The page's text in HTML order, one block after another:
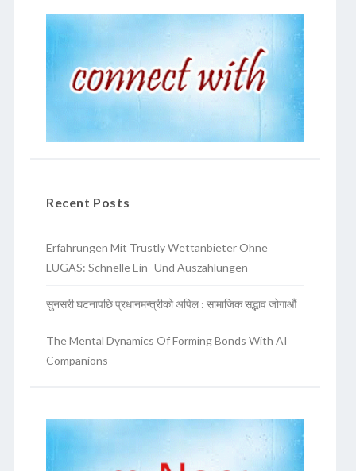
Recent Posts
Erfahrungen Mit Trustly Wettanbieter Ohne
LUGAS: Schnelle Ein- Und Auszahlungen
सुनसरी घटनापछि प्रधानमन्त्रीको अपिल : सामाजिक सद्भाव जोगाऔं
The Mental Dynamics Of Forming Bonds With AI
Companions